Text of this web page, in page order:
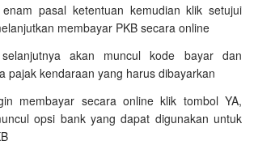
pasal ketentuan kemudian klik setujui
membayar PKB secara online
akan muncul kode bayar dan
pajak kendaraan yang harus dibayarkan
membayar secara online klik tombol YA,
opsi bank yang dapat digunakan untuk